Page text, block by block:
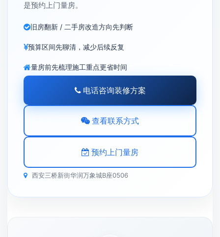
是预约上门量房。
旧房翻新 / 二手房改造方向先判断
预算区间先聊清，减少后续反复
量房前先梳理施工重点更省时间
电话咨询装修方案
查看联系方式
预约上门量房
西安三桥新街华润万象城B座0506